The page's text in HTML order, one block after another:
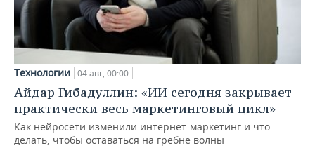
Технологии 04 авг, 00:00
Айдар Гибадуллин: «ИИ сегодня закрывает
практически весь маркетинговый цикл»
Как нейросети изменили интернет-маркетинг и что
делать, чтобы оставаться на гребне волны